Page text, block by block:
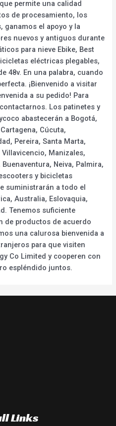
permite una calidad
de procesamiento, los
ganamos el apoyo y la
nuevos y antiguos durante
para nieve Ebike, Best
eléctricas plegables,
48v. En una palabra, cuando
¡Bienvenido a visitar
a su pedido! Para
Los patinetes y
abastecerán a Bogotá,
Cúcuta,
Pereira, Santa Marta,
Manizales,
Neiva, Palmira,
y bicicletas
suministrarán a todo el
Australia, Eslovaquia,
Tenemos suficiente
de productos de acuerdo
una calurosa bienvenida a
para que visiten
Co Limited y cooperen con
espléndido juntos.
Links